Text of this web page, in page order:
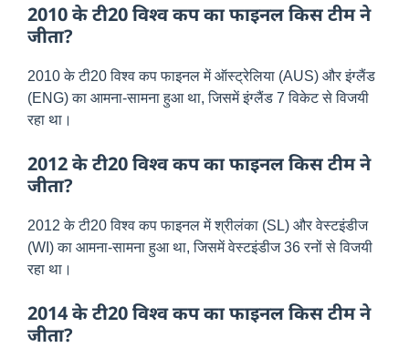
2010 के टी20 विश्व कप का फाइनल किस टीम ने
जीता?
2010 के टी20 विश्व कप फाइनल में ऑस्ट्रेलिया (AUS) और इंग्लैंड
(ENG) का आमना-सामना हुआ था, जिसमें इंग्लैंड 7 विकेट से विजयी
रहा था।
2012 के टी20 विश्व कप का फाइनल किस टीम ने
जीता?
2012 के टी20 विश्व कप फाइनल में श्रीलंका (SL) और वेस्टइंडीज
(WI) का आमना-सामना हुआ था, जिसमें वेस्टइंडीज 36 रनों से विजयी
रहा था।
2014 के टी20 विश्व कप का फाइनल किस टीम ने
जीता?